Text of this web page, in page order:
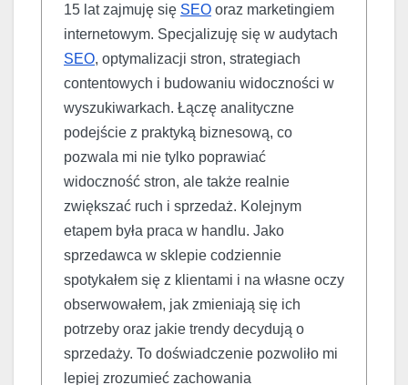
15 lat zajmuję się SEO oraz marketingiem
internetowym. Specjalizuję się w audytach
SEO, optymalizacji stron, strategiach
contentowych i budowaniu widoczności w
wyszukiwarkach. Łączę analityczne
podejście z praktyką biznesową, co
pozwala mi nie tylko poprawiać
widoczność stron, ale także realnie
zwiększać ruch i sprzedaż. Kolejnym
etapem była praca w handlu. Jako
sprzedawca w sklepie codziennie
spotykałem się z klientami i na własne oczy
obserwowałem, jak zmieniają się ich
potrzeby oraz jakie trendy decydują o
sprzedaży. To doświadczenie pozwoliło mi
lepiej zrozumieć zachowania